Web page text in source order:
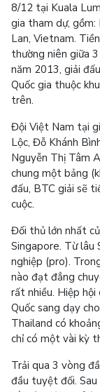
8/12 tại Kuala
gia tham dự, gồm:
Lan, Vietnam.
thường niên giữa
năm 2013, giải
Quốc gia thuộc
trên.
Đội Việt Nam tại
Lộc, Đỗ Khánh
Nguyễn Thị Tâm
chung một bảng
đấu, BTC giải sẽ
cuộc.
Đối thủ lớn nhất
Singapore. Từ lâu
nghiệp (pro).
nào đạt đẳng
rất nhiều. Hiệp
Quốc sang dạy
Thailand có
chỉ có một vài kỳ
Trải qua 3 vòng
đầu tuyệt đối.